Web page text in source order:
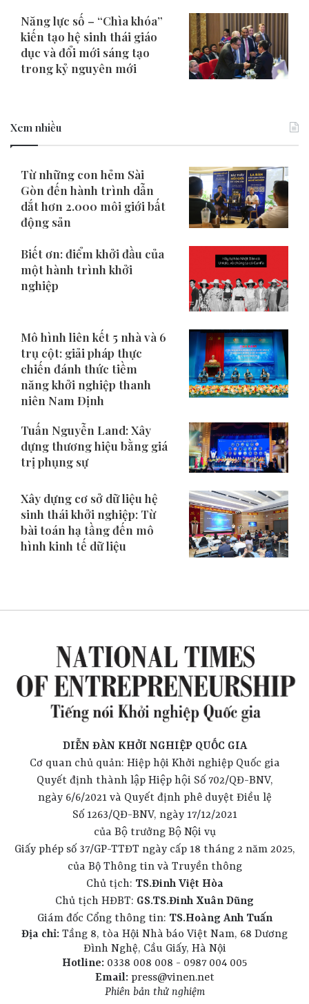
Năng lực số – “Chìa khóa”
kiến tạo hệ sinh thái giáo
dục và đổi mới sáng tạo
trong kỷ nguyên mới
Xem nhiều
Từ những con hẻm Sài
Gòn đến hành trình dẫn
dắt hơn 2.000 môi giới bất
động sản
Biết ơn: điểm khởi đầu của
một hành trình khởi
nghiệp
Mô hình liên kết 5 nhà và 6
trụ cột: giải pháp thực
chiến đánh thức tiềm
năng khởi nghiệp thanh
niên Nam Định
Tuấn Nguyễn Land: Xây
dựng thương hiệu bằng giá
trị phụng sự
Xây dựng cơ sở dữ liệu hệ
sinh thái khởi nghiệp: Từ
bài toán hạ tầng đến mô
hình kinh tế dữ liệu
DIỄN ĐÀN KHỞI NGHIỆP QUỐC GIA
Cơ quan chủ quản: Hiệp hội Khởi nghiệp Quốc gia
Quyết định thành lập Hiệp hội Số 702/QĐ-BNV,
ngày 6/6/2021 và Quyết định phê duyệt Điều lệ
Số 1263/QĐ-BNV, ngày 17/12/2021
của Bộ trưởng Bộ Nội vụ
Giấy phép số 37/GP-TTĐT ngày cấp 18 tháng 2 năm 2025,
của Bộ Thông tin và Truyền thông
Chủ tịch: TS.Đinh Việt Hòa
Chủ tịch HĐBT: GS.TS.Đinh Xuân Dũng
Giám đốc Cổng thông tin: TS.Hoàng Anh Tuấn
Địa chỉ: Tầng 8, tòa Hội Nhà báo Việt Nam, 68 Dương
Đình Nghệ, Cầu Giấy, Hà Nội
Hotline: 0338 008 008 - 0987 004 005
Email:press@vinen.net
Phiên bản thử nghiệm